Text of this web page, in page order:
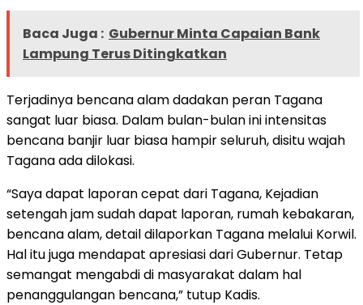
Baca Juga : Gubernur Minta Capaian Bank
Lampung Terus Ditingkatkan
Terjadinya bencana alam dadakan peran Tagana
sangat luar biasa. Dalam bulan-bulan ini intensitas
bencana banjir luar biasa hampir seluruh, disitu wajah
Tagana ada dilokasi.
“Saya dapat laporan cepat dari Tagana, Kejadian
setengah jam sudah dapat laporan, rumah kebakaran,
bencana alam, detail dilaporkan Tagana melalui Korwil.
Hal itu juga mendapat apresiasi dari Gubernur. Tetap
semangat mengabdi di masyarakat dalam hal
penanggulangan bencana,” tutup Kadis.